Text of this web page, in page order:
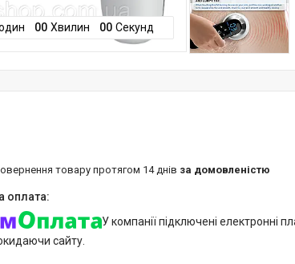
00 Хвилин 00 Секунд
повернення товару протягом 14 днів за домовленістю
У компанії підключені електронні
сайту.